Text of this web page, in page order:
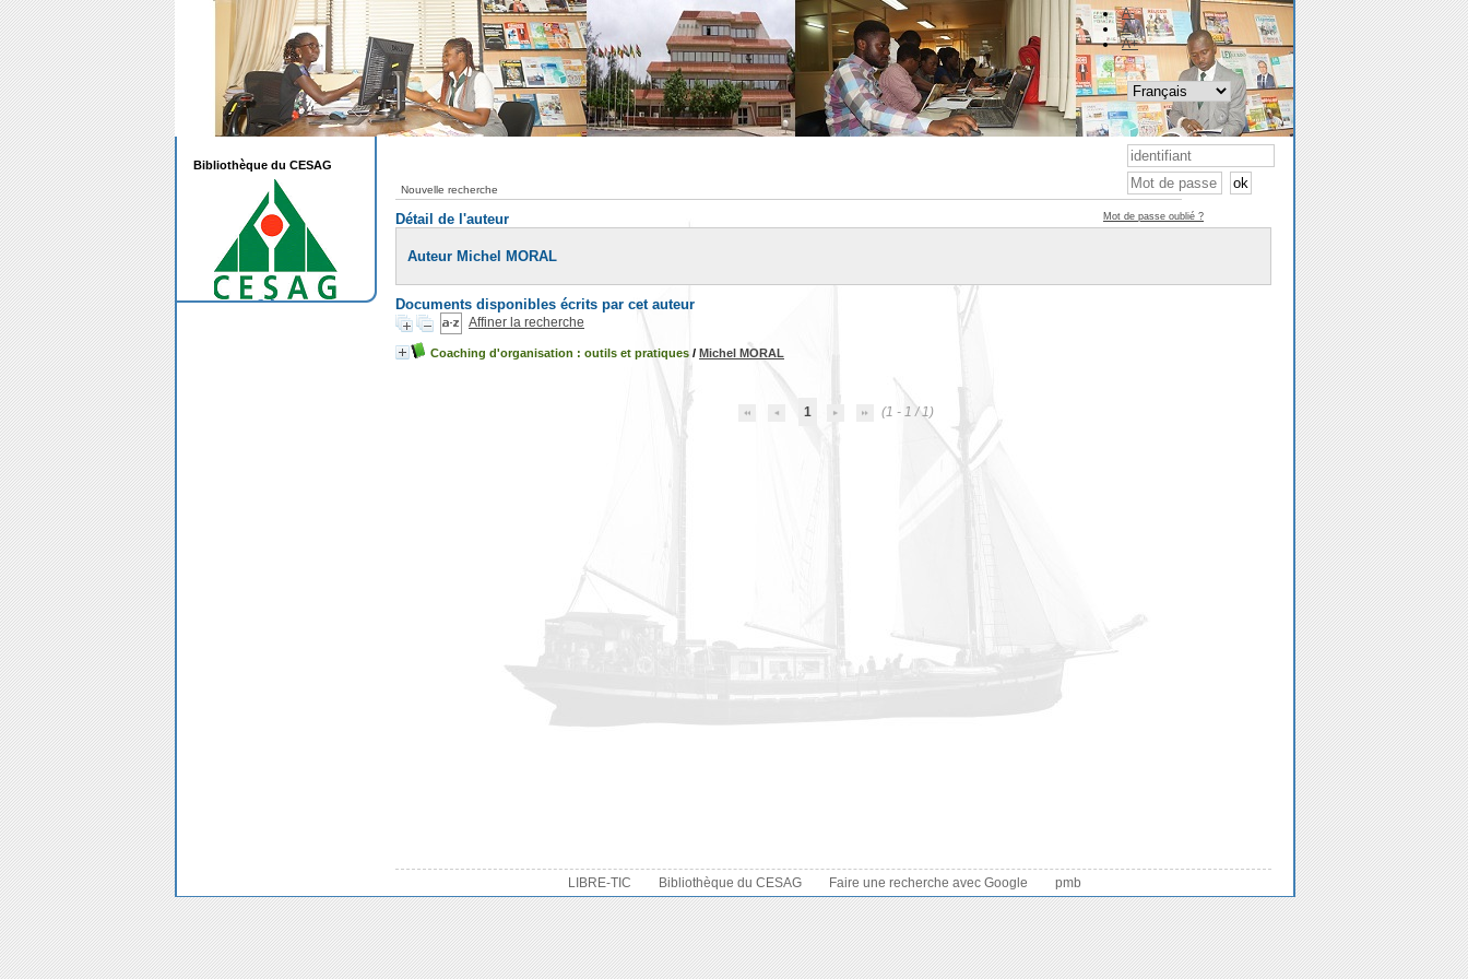
Nouvelle recherche
Détail de l'auteur
Auteur Michel MORAL
Documents disponibles écrits par cet auteur
Affiner la recherche
Coaching d'organisation : outils et pratiques / Michel MORAL
1 (1 - 1 / 1)
LIBRE-TIC Bibliothèque du CESAG Faire une recherche avec Google pmb
Bibliothèque du CESAG
A-
A
A+
Mot de passe oublié ?